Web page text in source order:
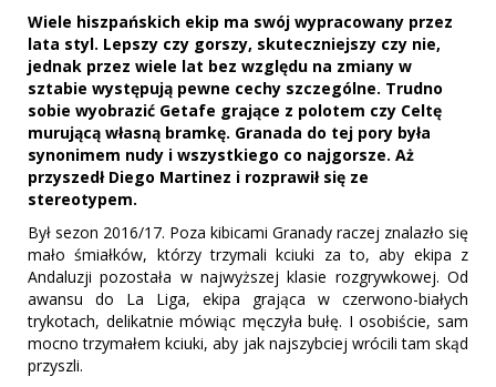
Wiele hiszpańskich ekip ma swój wypracowany przez
lata styl. Lepszy czy gorszy, skuteczniejszy czy nie,
jednak przez wiele lat bez względu na zmiany w
sztabie występują pewne cechy szczególne. Trudno
sobie wyobrazić Getafe grające z polotem czy Celtę
murującą własną bramkę. Granada do tej pory była
synonimem nudy i wszystkiego co najgorsze. Aż
przyszedł Diego Martinez i rozprawił się ze
stereotypem.
Był sezon 2016/17. Poza kibicami Granady raczej znalazło się
mało śmiałków, którzy trzymali kciuki za to, aby ekipa z
Andaluzji pozostała w najwyższej klasie rozgrywkowej. Od
awansu do La Liga, ekipa grająca w czerwono-białych
trykotach, delikatnie mówiąc męczyła bułę. I osobiście, sam
mocno trzymałem kciuki, aby jak najszybciej wrócili tam skąd
przyszli.